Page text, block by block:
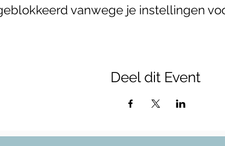
vanwege je instellingen
Deel dit Event